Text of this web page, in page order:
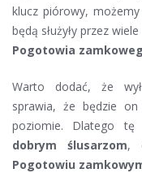
klucz piórowy,
będą służyły przez
Pogotowia
Warto dodać, że
sprawia, że będzie
poziomie. Dlatego tę
dobrym ślusarzom,
Pogotowiu